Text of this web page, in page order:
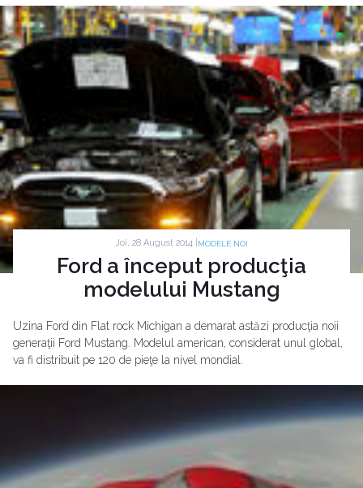
Joi, 28 August 2014 | MODELE NOI
Ford a început producţia
modelului Mustang
Uzina Ford din Flat rock Michigan a demarat astăzi producţia noii
generaţii Ford Mustang. Modelul american, considerat unul global,
va fi distribuit pe 120 de pieţe la nivel mondial.